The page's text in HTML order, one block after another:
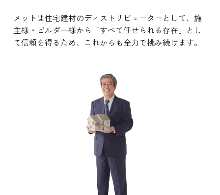
メットは住宅建材のディストリビューターとして、施
主様・ビルダー様から「すべて任せられる存在」とし
て信頼を得るため、これからも全力で挑み続けます。